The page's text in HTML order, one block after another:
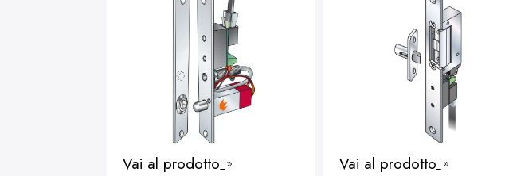
Vai al prodotto 9 Vai al prodotto 9